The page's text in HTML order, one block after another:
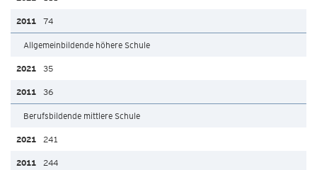
74
Allgemeinbildende höhere Schule
35
36
Berufsbildende mittlere Schule
241
244